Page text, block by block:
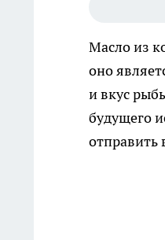
Масло из
оно
и вкус
будущего
отправить